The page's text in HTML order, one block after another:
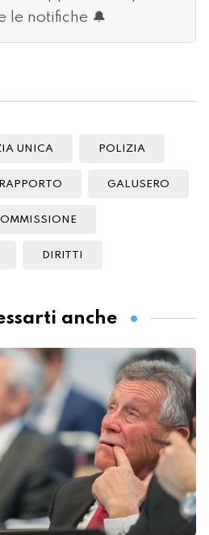
le notifiche 🔔
UNICA POLIZIA
RAPPORTO GALUSERO
DIRITTI
anche